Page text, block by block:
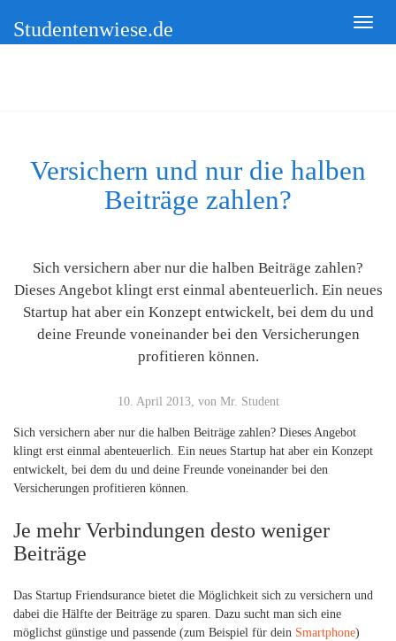
Studentenwiese.de
Versichern und nur die halben
Beiträge zahlen?
Sich versichern aber nur die halben Beiträge zahlen?
Dieses Angebot klingt erst einmal abenteuerlich. Ein neues
Startup hat aber ein Konzept entwickelt, bei dem du und
deine Freunde voneinander bei den Versicherungen
profitieren können.
10. April 2013, von Mr. Student
Sich versichern aber nur die halben Beiträge zahlen? Dieses Angebot
klingt erst einmal abenteuerlich. Ein neues Startup hat aber ein Konzept
entwickelt, bei dem du und deine Freunde voneinander bei den
Versicherungen profitieren können.
Je mehr Verbindungen desto weniger
Beiträge
Das Startup Friendsurance bietet die Möglichkeit sich zu versichern und
dabei die Hälfte der Beiträge zu sparen. Dazu sucht man sich eine
möglichst günstige und passende (zum Beispiel für dein Smartphone)